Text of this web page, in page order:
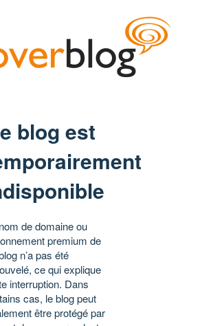
blog est
de domaine ou
premium de
n’a pas été
ce qui explique
interruption. Dans
cas, le blog peut
être protégé par